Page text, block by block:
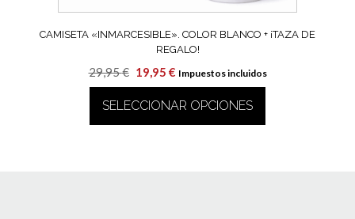
CAMISETA «INMARCESIBLE». COLOR BLANCO + ¡TAZA DE
REGALO!
29,95€ El
precio
original
era:
19,95 €El
precio
actual
es:
Impuestos incluidos
SELECCIONAR OPCIONES